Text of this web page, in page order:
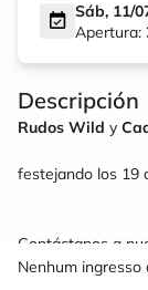
Sáb, 11/
Apertura:
Descripción
Rudos Wild y
festejando los 19
Contáctanos a
Nenhum